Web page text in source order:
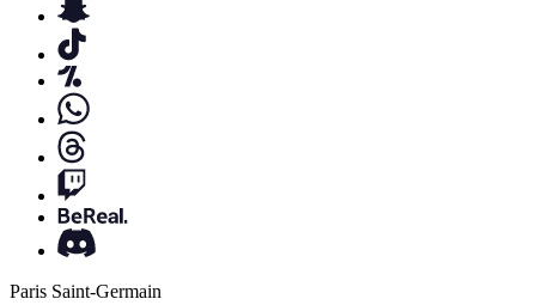
Paris Saint-Germain